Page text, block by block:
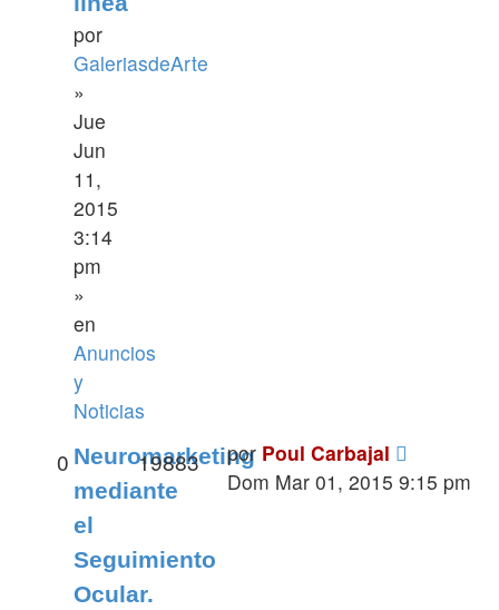
por
GaleriasdeArte
»
Jue
Jun
11,
2015
3:14
pm
»
en
Anuncios
y
Noticias
Neuromarketing
mediante
el
Seguimiento
Ocular.
0 19883 por Poul Carbajal
Dom Mar 01, 2015 9:15 pm